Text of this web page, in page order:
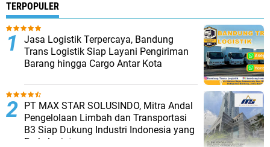
TERPOPULER
Jasa Logistik Terpercaya, Bandung
Trans Logistik Siap Layani Pengiriman
Barang hingga Cargo Antar Kota
PT MAX STAR SOLUSINDO, Mitra Andal
Pengelolaan Limbah dan Transportasi
B3 Siap Dukung Industri Indonesia yang
Berkelanjutan